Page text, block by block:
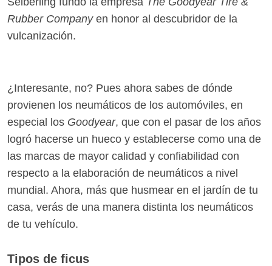
Rubber Companyen honor al descubridor de la
vulcanización.
¿Interesante, no? Pues ahora sabes de dónde
provienen los neumáticos de los automóviles, en
especial los Goodyear, que con el pasar de los años
logró hacerse un hueco y establecerse como una de
las marcas de mayor calidad y confiabilidad con
respecto a la elaboración de neumáticos a nivel
mundial. Ahora, más que husmear en el jardín de tu
casa, verás de una manera distinta los neumáticos
de tu vehículo.
Tipos de ficus